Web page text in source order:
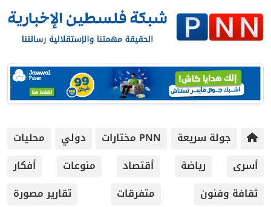
جولة سريعة PNN مختارات دولي
محليات
أسرى
رياضة أقتصاد منوعات
أفكار
ثقافة وفنون
متفرقات
تقارير مصورة